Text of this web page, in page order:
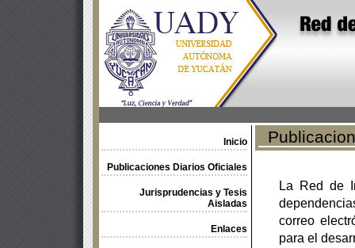
Inicio
Publicaciones Diarios Oficiales
Jurisprudencias y Tesis
Aisladas
Enlaces
La Red de
correo
para el